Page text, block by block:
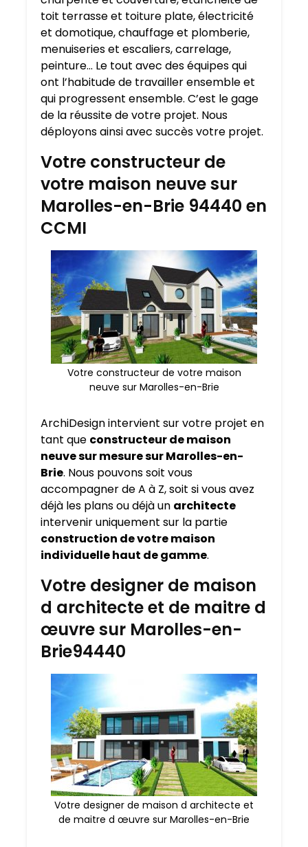
toit terrasse et toiture plate, électricité
et domotique, chauffage et plomberie,
menuiseries et escaliers, carrelage,
peinture… Le tout avec des équipes qui
ont l’habitude de travailler ensemble et
qui progressent ensemble. C’est le gage
de la réussite de votre projet. Nous
déployons ainsi avec succès votre projet.
Votre constructeur de
votre maison neuve sur
Marolles-en-Brie 94440 en
CCMI
Votre constructeur de votre maison
neuve sur Marolles-en-Brie
ArchiDesign intervient sur votre projet en
tant que constructeur de maison
neuve sur mesure surMarolles-en-
Brie. Nous pouvons soit vous
accompagner de A à Z, soit si vous avez
déjà les plans ou déjà un architecte
intervenir uniquement sur la partie
construction de votre maison
individuelle haut de gamme.
Votre designer de maison
d architecte et de maitre d
œuvre sur Marolles-en-
Brie94440
Votre designer de maison d architecte et
de maitre d œuvre sur Marolles-en-Brie